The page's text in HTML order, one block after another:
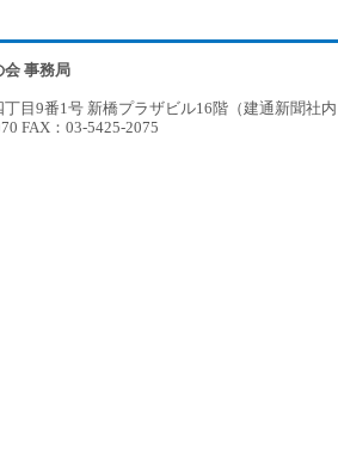
会 事務局
目9番1号 新橋プラザビル16階（建通新聞社
FAX：03-5425-2075